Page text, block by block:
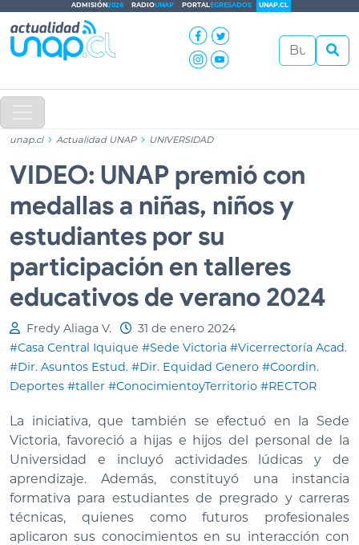
ADMISIÓN2026 RADIOUNAP PORTALEGRESADOS UNAP.CL
unap.cl Actualidad UNAP UNIVERSIDAD
VIDEO: UNAP premió con
medallas a niñas, niños y
estudiantes por su
participación en talleres
educativos de verano 2024
Fredy Aliaga V.
31 de enero 2024
#Casa Central Iquique #Sede Victoria #Vicerrectoría Acad.
#Dir. Asuntos Estud. #Dir. Equidad Genero #Coordin.
Deportes #taller #ConocimientoyTerritorio #RECTOR
La iniciativa, que también se efectuó en la Sede
Victoria, favoreció a hijas e hijos del personal de la
Universidad e incluyó actividades lúdicas y de
aprendizaje. Además, constituyó una instancia
formativa para estudiantes de pregrado y carreras
técnicas, quienes como futuros profesionales
aplicaron sus conocimientos en su interacción con